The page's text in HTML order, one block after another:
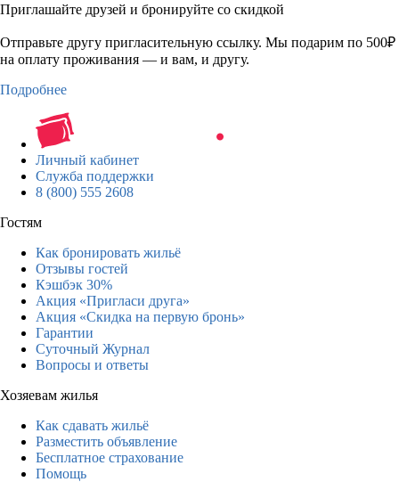
Приглашайте друзей и бронируйте со скидкой
Отправьте другу пригласительную ссылку. Мы подарим по 500₽
на оплату проживания — и вам, и другу.
Подробнее
Личный кабинет
Служба поддержки
8 (800) 555 2608
Гостям
Как бронировать жильё
Отзывы гостей
Кэшбэк 30%
Акция «Пригласи друга»
Акция «Скидка на первую бронь»
Гарантии
Суточный Журнал
Вопросы и ответы
Хозяевам жилья
Как сдавать жильё
Разместить объявление
Бесплатное страхование
Помощь